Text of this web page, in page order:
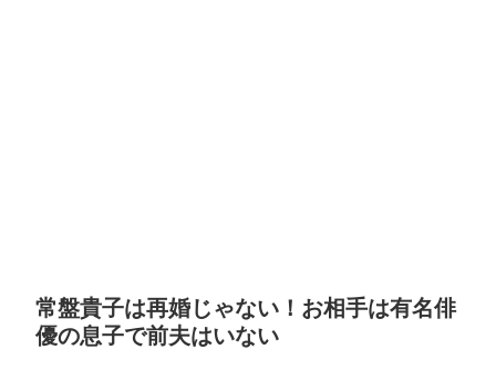
常盤貴子は再婚じゃない！お相手は有名俳
優の息子で前夫はいない